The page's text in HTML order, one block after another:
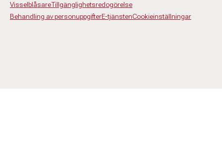
VisselblåsareTillgänglighetsredogörelse
Behandling av personuppgifterE-tjänstenCookieinställningar